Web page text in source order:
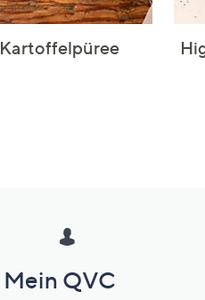
Kartoffelpüree
Mein QVC